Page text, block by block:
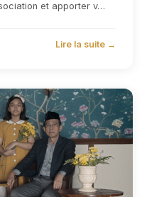
et apporter v…
Lire la suite →